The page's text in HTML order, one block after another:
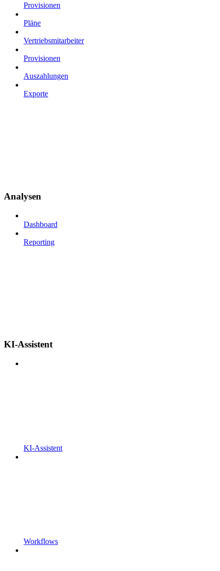
Provisionen
Pläne
Vertriebsmitarbeiter
Provisionen
Auszahlungen
Exporte
Analysen
Dashboard
Reporting
KI-Assistent
KI-Assistent
Workflows